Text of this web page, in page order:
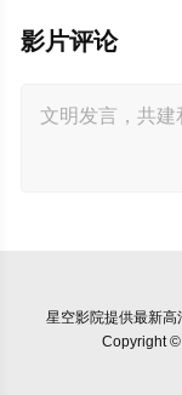
影片评论
星空影院提供最新高
Copyright ©